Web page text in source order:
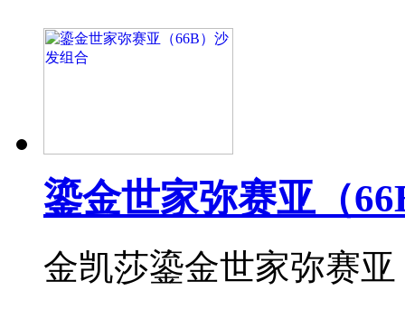
鎏金世家弥赛亚（
金凯莎鎏金世家弥赛